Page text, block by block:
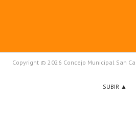
Copyright © 2026 Concejo Municipal San
SUBIR ▲